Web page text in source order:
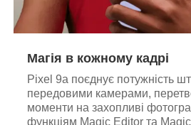
Магія в кожному кадрі
Pixel 9a поєднує потужність
передовими камерами,
моменти на захопливі
функціям Magic Editor та